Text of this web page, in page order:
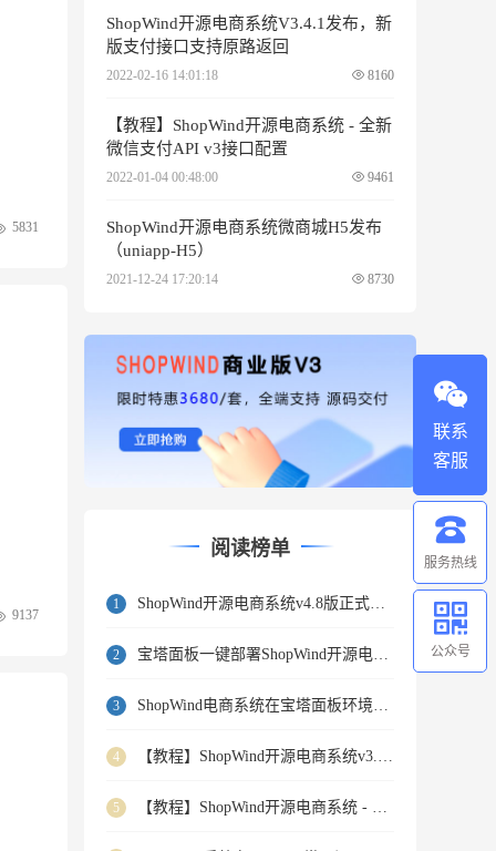
5831
9137
ShopWind开源电商系统V3.4.1发布，新
版支付接口支持原路返回
2022-02-16 14:01:18 8160
【教程】ShopWind开源电商系统 - 全新
微信支付API v3接口配置
2022-01-04 00:48:00 9461
ShopWind开源电商系统微商城H5发布
（uniapp-H5）
2021-12-24 17:20:14 8730
阅读榜单
1 ShopWind开源电商系统v4.8版正式发布！
2 宝塔面板一键部署ShopWind开源电商系统
3 ShopWind电商系统在宝塔面板环境下的安装配置介绍
4 【教程】ShopWind开源电商系统v3.x版安装教程
5 【教程】ShopWind开源电商系统 - 系统安装步骤
联系
客服
服务热线
公众号